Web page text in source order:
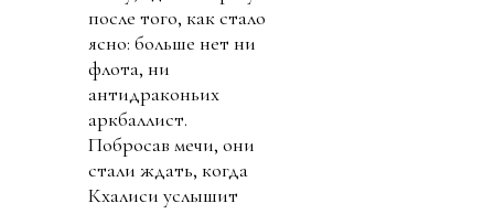
после того, как стало
ясно: больше нет ни
флота, ни
антидраконьих
аркбаллист.
Побросав мечи, они
стали ждать, когда
Кхалиси услышит